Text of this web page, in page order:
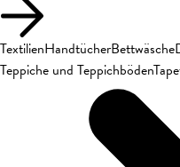
TextilienHandtücherBettwäsche
Teppiche und Teppichböden